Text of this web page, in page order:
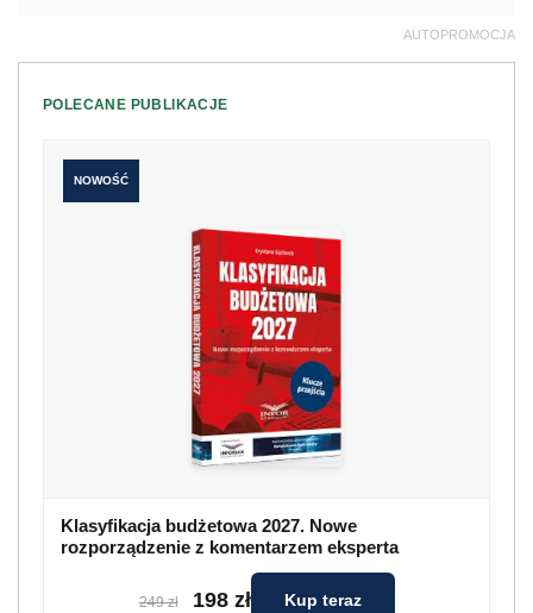
AUTOPROMOCJA
POLECANE PUBLIKACJE
NOWOŚĆ
Klasyfikacja budżetowa 2027. Nowe
rozporządzenie z komentarzem eksperta
249 zł 198 zł Kup teraz